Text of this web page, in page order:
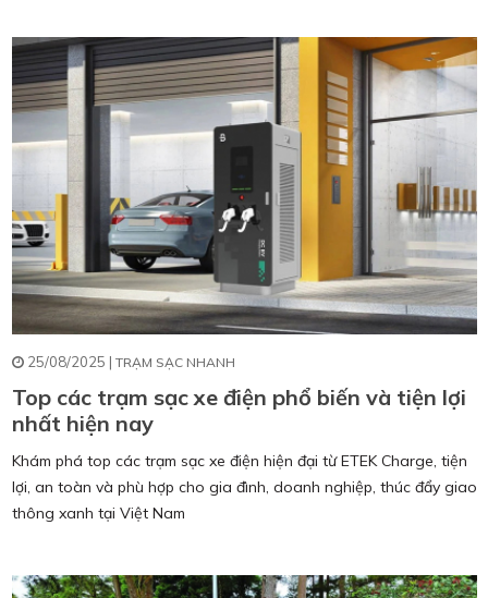
25/08/2025 | TRẠM SẠC NHANH
Top các trạm sạc xe điện phổ biến và tiện lợi
nhất hiện nay
Khám phá top các trạm sạc xe điện hiện đại từ ETEK Charge, tiện
lợi, an toàn và phù hợp cho gia đình, doanh nghiệp, thúc đẩy giao
thông xanh tại Việt Nam